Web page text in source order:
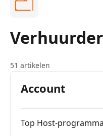
51 artikelen
Account
Top Host-programma